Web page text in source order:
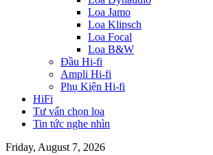
Loa Jamo
Loa Klipsch
Loa Focal
Loa B&W
Đầu Hi-fi
Ampli Hi-fi
Phụ Kiện Hi-fi
HiFi
Tư vấn chọn loa
Tin tức nghe nhìn
Friday, August 7, 2026